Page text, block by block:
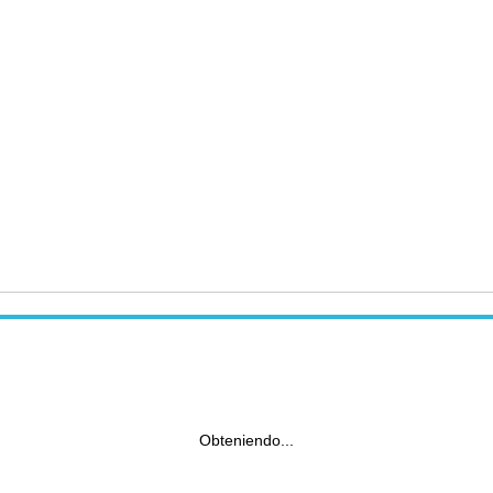
Obteniendo...